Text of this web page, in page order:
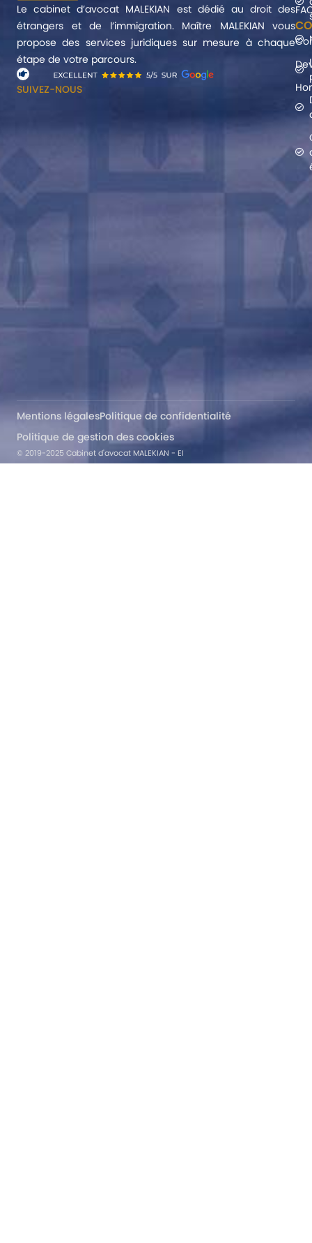
Le cabinet d’avocat MALEKIAN est dédié au droit des
étrangers et de l’immigration. Maître MALEKIAN vous
propose des services juridiques sur mesure à chaque
étape de votre parcours.
SUIVEZ-NOUS
© 2019-2025 Cabinet d'avocat MALEKIAN - EI
Mentions légalesPolitique de confidentialité
Politique de gestion des cookies